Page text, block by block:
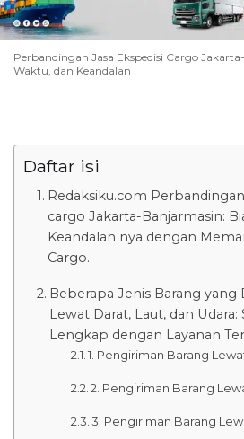
Perbandingan Jasa Ekspedisi Cargo
Waktu, dan Keandalan
Daftar isi
Redaksiku.com
cargo Jakarta-Banjarmasin:
Keandalan nya dengan
Cargo.
Beberapa Jenis Barang yang
Lewat Darat, Laut, dan Udara:
Lengkap dengan Layanan
1. Pengiriman Barang
2. Pengiriman Barang
3. Pengiriman Barang